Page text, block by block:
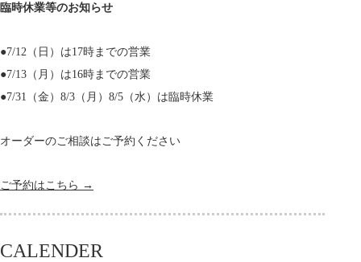
臨時休業等のお知らせ
●7/12（日）は17時までの営業
●7/13（月）は16時までの営業
●7/31（金）8/3（月）8/5（水）は臨時休業
オーダーのご相談はご予約ください
ご予約はこちら →
CALENDER